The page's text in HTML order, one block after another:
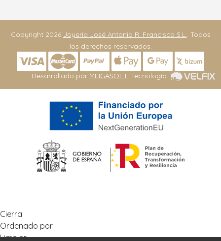
Copyright 2026 Joyeria José Antonio R. Francisco S.L.. Todos
los derechos reservados.
Desarrollado por MEIGASOFT . Tecnología
Cierra
Ordenado por
Limpiar